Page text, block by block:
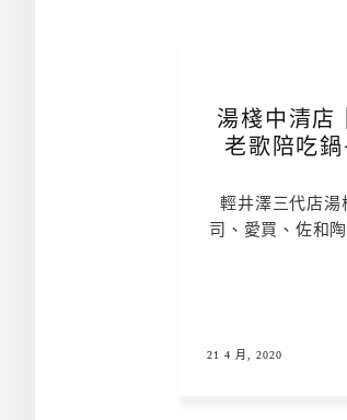
湯棧中清店
老歌陪吃
輕井澤三代店湯
司、愛買、佐和
21 4 月, 2020